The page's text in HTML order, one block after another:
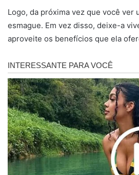
Logo, da próxima vez que você ver
esmague. Em vez disso, deixe-a
aproveite os benefícios que ela